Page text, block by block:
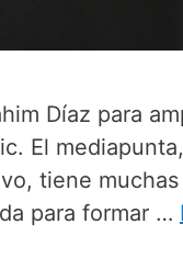
Díaz para
El
tiene
para formar …